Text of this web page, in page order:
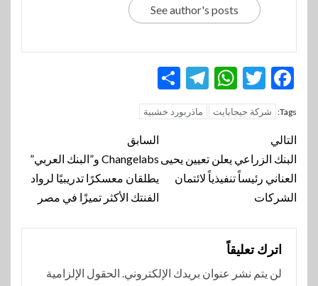
See author's posts
Facebook
Twitter
WhatsApp
Telegram
Tags: شركة جيجابايت ماذربورد خشبية
تنقل
المقالة
السابق
Changelabs و”البنك العربي”
يطلقان معسكرًا تدريبيًا لرواد
الفنتك الأكثر تميزًا في مصر
التالي
البنك الزراعي يعلن تعيين يحيى
العناني رئيساً تنفيذياً لائتمان
الشركات
اترك تعليقاً
لن يتم نشر عنوان بريدك الإلكتروني. الحقول الإلزامية